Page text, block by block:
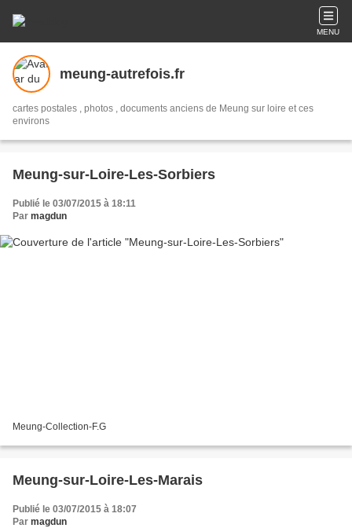
MENU
meung-autrefois.fr
cartes postales , photos , documents anciens de Meung sur loire et ces
environs
Meung-sur-Loire-Les-Sorbiers
Publié le 03/07/2015 à 18:11
Par magdun
Meung-Collection-F.G
Meung-sur-Loire-Les-Marais
Publié le 03/07/2015 à 18:07
Par magdun